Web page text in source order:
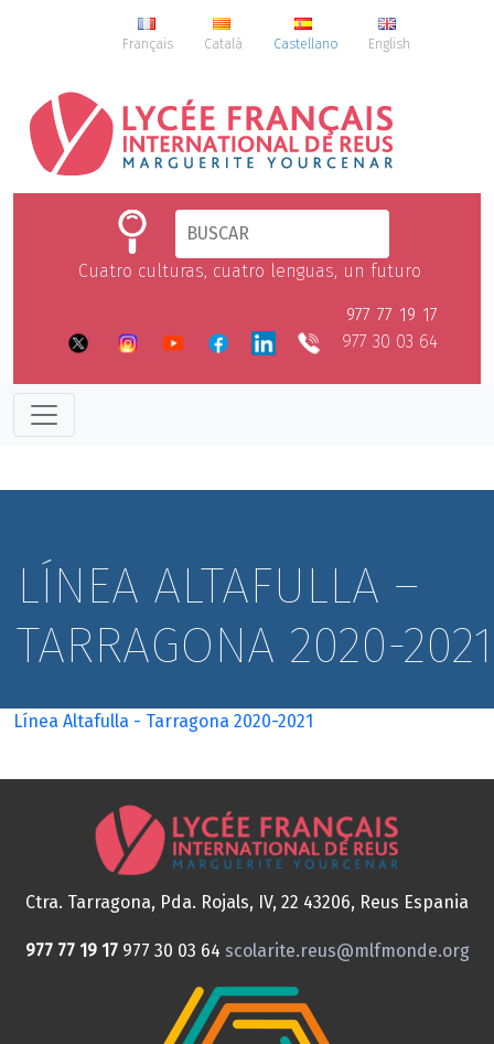
Français Català Castellano English
Cuatro culturas, cuatro lenguas, un futuro
977 77 19 17
977 30 03 64
LÍNEA ALTAFULLA –
TARRAGONA 2020-2021
Línea Altafulla - Tarragona 2020-2021
Ctra. Tarragona, Pda. Rojals, IV, 22 43206, Reus Espania
977 77 19 17 977 30 03 64 scolarite.reus@mlfmonde.org